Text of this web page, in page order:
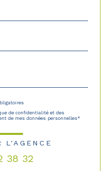
de confidentialité et des
de mes données personnelles*
L'AGENCE
38 32